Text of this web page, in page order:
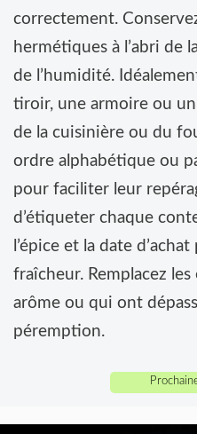
correctement.
hermétiques à l’abri de
de l’humidité.
tiroir, une armoire ou
de la cuisinière ou du
ordre alphabétique ou
pour faciliter leur
d’étiqueter chaque
l’épice et la date
fraîcheur. Remplacez
arôme ou qui ont
péremption.